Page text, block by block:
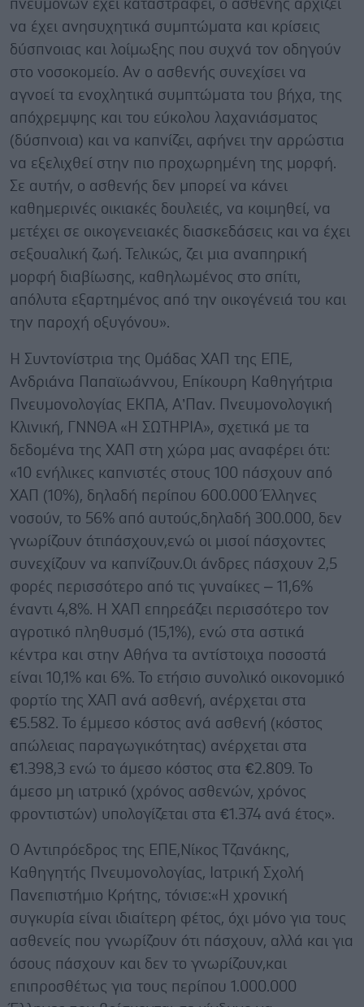
πνευμόνων έχει καταστραφεί, ο ασθενής αρχίζει
να έχει ανησυχητικά συμπτώματα και κρίσεις
δύσπνοιας και λοίμωξης που συχνά τον οδηγούν
στο νοσοκομείο. Αν ο ασθενής συνεχίσει να
αγνοεί τα ενοχλητικά συμπτώματα του βήχα, της
απόχρεμψης και του εύκολου λαχανιάσματος
(δύσπνοια) και να καπνίζει, αφήνει την αρρώστια
να εξελιχθεί στην πιο προχωρημένη της μορφή.
Σε αυτήν, ο ασθενής δεν μπορεί να κάνει
καθημερινές οικιακές δουλειές, να κοιμηθεί, να
μετέχει σε οικογενειακές διασκεδάσεις και να έχει
σεξουαλική ζωή. Τελικώς, ζει μια αναπηρική
μορφή διαβίωσης, καθηλωμένος στο σπίτι,
απόλυτα εξαρτημένος από την οικογένειά του και
την παροχή οξυγόνου».
Η Συντονίστρια της Ομάδας ΧΑΠ της ΕΠΕ,
Ανδριάνα Παπαϊωάννου, Επίκουρη Καθηγήτρια
Πνευμονολογίας ΕΚΠΑ, A’Παν. Πνευμονολογική
Κλινική, ΓΝΝΘΑ «Η ΣΩΤΗΡΙΑ», σχετικά με τα
δεδομένα της ΧΑΠ στη χώρα μας αναφέρει ότι:
«10 ενήλικες καπνιστές στους 100 πάσχουν από
ΧΑΠ (10%), δηλαδή περίπου 600.000 Έλληνες
νοσούν, το 56% από αυτούς,δηλαδή 300.000, δεν
γνωρίζουν ότιπάσχουν,ενώ οι μισοί πάσχοντες
συνεχίζουν να καπνίζουν.Οι άνδρες πάσχουν 2,5
φορές περισσότερο από τις γυναίκες – 11,6%
έναντι 4,8%. Η ΧΑΠ επηρεάζει περισσότερο τον
αγροτικό πληθυσμό (15,1%), ενώ στα αστικά
κέντρα και στην Αθήνα τα αντίστοιχα ποσοστά
είναι 10,1% και 6%. Το ετήσιο συνολικό οικονομικό
φορτίο της ΧΑΠ ανά ασθενή, ανέρχεται στα
€5.582. Το έμμεσο κόστος ανά ασθενή (κόστος
απώλειας παραγωγικότητας) ανέρχεται στα
€1.398,3 ενώ το άμεσο κόστος στα €2.809. Το
άμεσο μη ιατρικό (χρόνος ασθενών, χρόνος
φροντιστών) υπολογίζεται στα €1.374 ανά έτος».
Ο Αντιπρόεδρος της ΕΠΕ,Νίκος Τζανάκης,
Καθηγητής Πνευμονολογίας, Ιατρική Σχολή
Πανεπιστήμιο Κρήτης, τόνισε:«Η χρονική
συγκυρία είναι ιδιαίτερη φέτος, όχι μόνο για τους
ασθενείς που γνωρίζουν ότι πάσχουν, αλλά και για
όσους πάσχουν και δεν το γνωρίζουν,και
επιπροσθέτως για τους περίπου 1.000.000